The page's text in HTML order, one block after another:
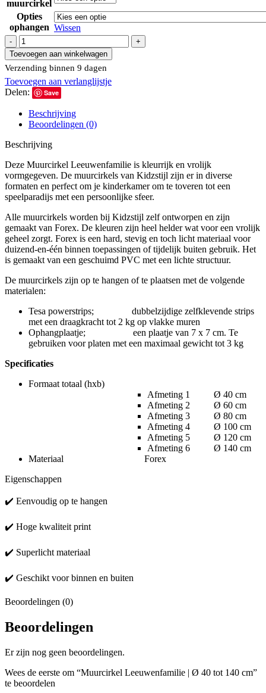
muurcirkel
Opties
ophangen Wissen
Muurcirkel
Leeuwenfamilie
|
Ø
40
tot
cm
aantal
Toevoegen aan winkelwagen
Verzending binnen 9 dagen
Toevoegen aan verlanglijstje
Delen:
Save
Beschrijving
Beoordelingen (0)
Beschrijving
Deze Muurcirkel Leeuwenfamilie is kleurrijk en vrolijk
vormgegeven. De muurcirkels van Kidzstijl zijn er in diverse
formaten en perfect om je kinderkamer om te toveren tot een
speelparadijs met een persoonlijke sfeer.
Alle muurcirkels worden bij Kidzstijl zelf ontworpen en zijn
gemaakt van Forex. De kleuren zijn heel helder wat voor een vrolijk
geheel zorgt. Forex is een hard, stevig en toch licht materiaal voor
duizend-en-één binnen toepassingen of tijdelijk buiten gebruik. Het
is gemaakt van een geschuimd PVC met een lichte structuur.
De muurcirkels zijn op te hangen of te plaatsen met de volgende
materialen:
Tesa powerstrips; dubbelzijdige zelfklevende strips
met een draagkracht tot 2 kg op vlakke muren
Ophangplaatje; een plaatje van 7 x 7 cm. Te
gebruiken voor platen met een maximaal gewicht tot 3 kg
Specificaties
Formaat totaal (hxb)
Afmeting 1 Ø 40 cm
Afmeting 2 Ø 60 cm
Afmeting 3 Ø 80 cm
Afmeting 4 Ø 100 cm
Afmeting 5 Ø 120 cm
Afmeting 6 Ø 140 cm
Materiaal Forex
Eigenschappen
✔️ Eenvoudig op te hangen
✔️ Hoge kwaliteit print
✔️ Superlicht materiaal
✔️ Geschikt voor binnen en buiten
Beoordelingen (0)
Beoordelingen
Er zijn nog geen beoordelingen.
Wees de eerste om “Muurcirkel Leeuwenfamilie | Ø 40 tot 140 cm”
te beoordelen